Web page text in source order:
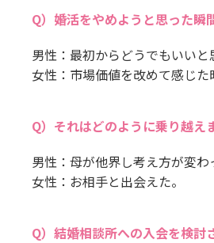
婚活をやめようと思った瞬
男性：最初からどうでもいいと
女性：市場価値を改めて感じた
それはどのように乗り越え
男性：母が他界し考え方が変わ
女性：お相手と出会えた。
結婚相談所への入会を検討